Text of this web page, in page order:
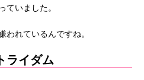
いました。
れているんですね。
イダム